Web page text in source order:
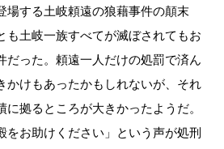
場する土岐頼遠の狼藉事件の顛末
も土岐一族すべてが滅ぼされてもお
だった。頼遠一人だけの処罰で済ん
かけもあったかもしれないが、それ
に拠るところが大きかったようだ。
をお助けください」という声が処刑